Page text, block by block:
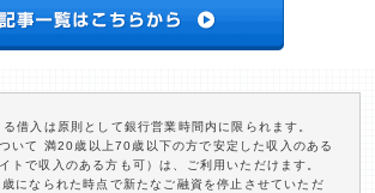
借入は原則として銀行営業時間内に限られます。
いて 満20歳以上70歳以下の方で安定した収入のある
トで収入のある方も可）は、ご利用いただけます。
になられた時点で新たなご融資を停止させていただ